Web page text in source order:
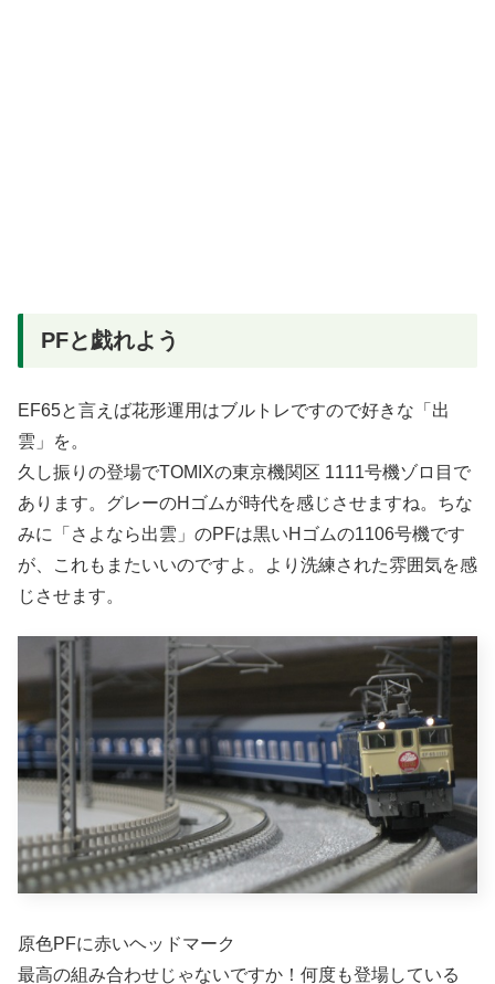
PFと戯れよう
EF65と言えば花形運用はブルトレですので好きな「出
雲」を。
久し振りの登場でTOMIXの東京機関区 1111号機ゾロ目で
あります。グレーのHゴムが時代を感じさせますね。ちな
みに「さよなら出雲」のPFは黒いHゴムの1106号機です
が、これもまたいいのですよ。より洗練された雰囲気を感
じさせます。
原色PFに赤いヘッドマーク
最高の組み合わせじゃないですか！何度も登場している